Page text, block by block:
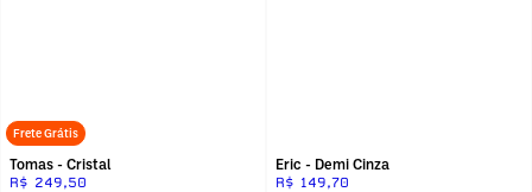
Frete Grátis
Tomas - Cristal
R$ 249,50
Eric - Demi Cinza
R$ 149,70